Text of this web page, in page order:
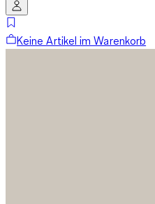
Keine Artikel im Warenkorb